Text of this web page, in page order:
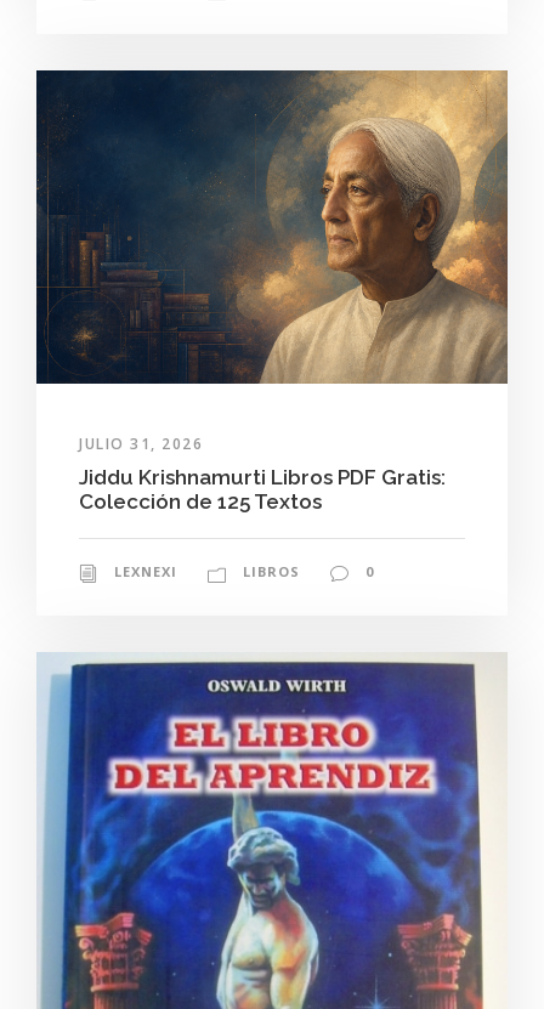
JULIO 31, 2026
Jiddu Krishnamurti Libros PDF Gratis:
Colección de 125 Textos
LEXNEXI LIBROS 0